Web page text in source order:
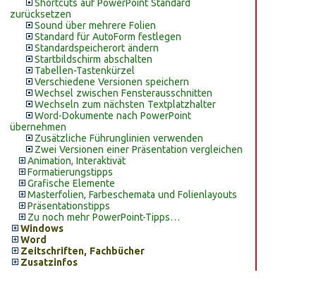
Shortcuts auf PowerPoint Standard
zurücksetzen
Sound über mehrere Folien
Standard für AutoForm festlegen
Standardspeicherort ändern
Startbildschirm abschalten
Tabellen-Tastenkürzel
Verschiedene Versionen speichern
Wechsel zwischen Fensterausschnitten
Wechseln zum nächsten Textplatzhalter
Word-Dokumente nach PowerPoint
übernehmen
Zusätzliche Führunglinien verwenden
Zwei Versionen einer Präsentation vergleichen
Animation, Interaktivät
Formatierungstipps
Grafische Elemente
Masterfolien, Farbeschemata und Folienlayouts
Präsentationstipps
Zu noch mehr PowerPoint-Tipps…
Windows
Word
Zeitschriften, Fachbücher
Zusatzinfos